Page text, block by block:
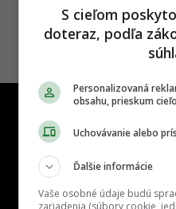
One time
slovenskom
S cieľom
doteraz, podľa
Personalizovaná
obsahu, prieskum
Uchovávanie alebo
Ďalšie informácie
Vaše osobné údaje budú
zariadenia (súbory cookie,